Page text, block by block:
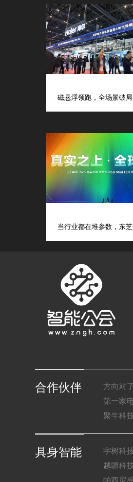
磁悬浮领跑，全场景破局
当行业都在堆参数，东芝
合作伙伴 方向对了
第一家
聚牛科
具身智能 宇树科
越疆科
帕西尼